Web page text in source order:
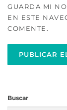
GUARDA MI
EN ESTE
COMENTE.
Buscar